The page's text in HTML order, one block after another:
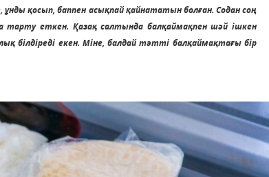
ұнды қосып, баппен асықпай қайнататын болған. Содан соң
тарту еткен. Қазақ салтында балқаймақпен шәй ішкен
білдіреді екен. Міне, балдай тәтті балқаймақтағы бір